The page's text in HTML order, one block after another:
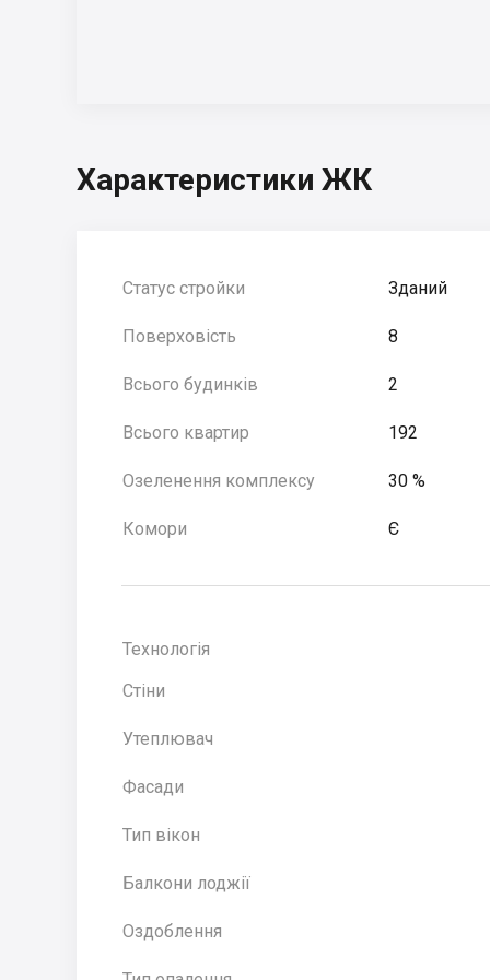
Характеристики ЖК
Статус стройки Зданий
Поверховість 8
Всього будинків 2
Всього квартир 192
Озеленення комплексу 30 %
Комори Є
Технологія
Стіни
Утеплювач
Фасади
Тип вікон
Балкони лоджії
Оздоблення